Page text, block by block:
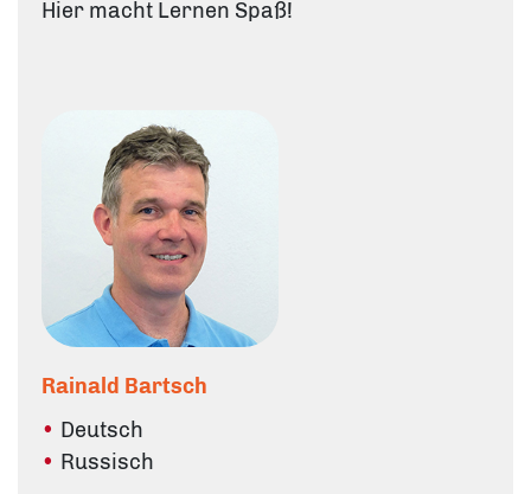
Hier macht Lernen Spaß!
Rainald Bartsch
Deutsch
Russisch